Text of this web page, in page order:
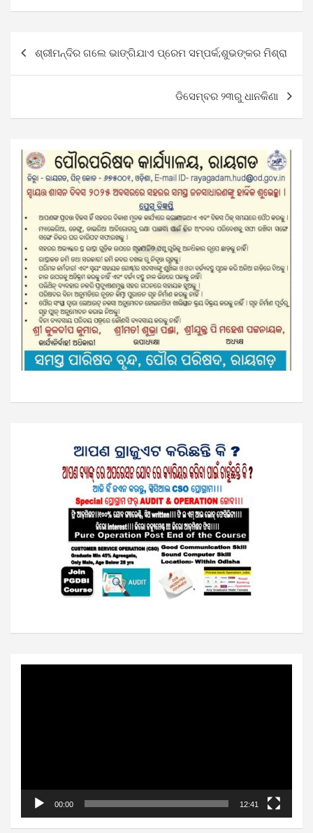
navigation
ଶ୍ରୀମନ୍ଦିର ଗଲେ ଭାଙ୍ଗିଯାଏ ପ୍ରେମ ସମ୍ପର୍କ;ଶୁଭଙ୍କର ମିଶ୍ରା
ଡିସେମ୍ବର ୨୩ରୁ ଧାନକିଣା
00:00 12:41